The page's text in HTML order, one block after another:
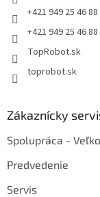
+421 949 25 46 88
+421 949 25 46 88
TopRobot.sk
toprobot.sk
Zákaznícky
Spolupráca -
Predvedenie
Servis